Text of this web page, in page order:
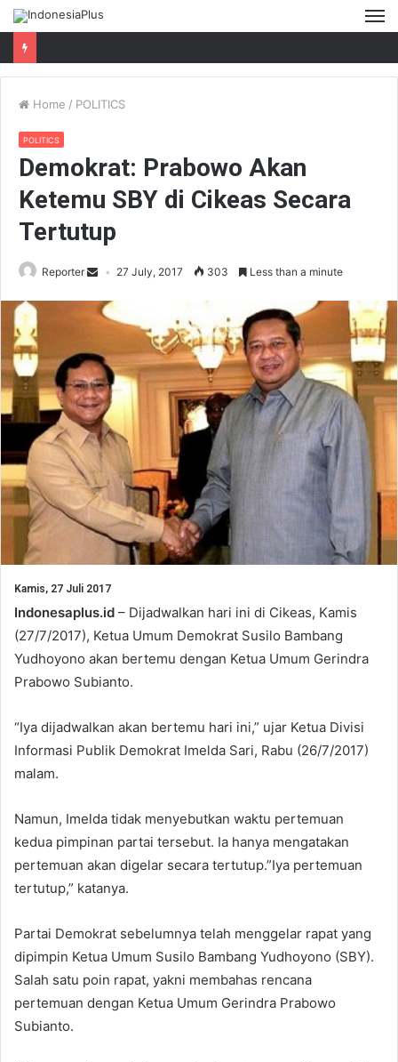
Home / POLITICS
POLITICS
Demokrat: Prabowo Akan
Ketemu SBY di Cikeas Secara
Tertutup
Reporter 27 July, 2017 303 Less than a minute
Kamis, 27 Juli 2017
Indonesaplus.id – Dijadwalkan hari ini di Cikeas, Kamis
(27/7/2017), Ketua Umum Demokrat Susilo Bambang
Yudhoyono akan bertemu dengan Ketua Umum Gerindra
Prabowo Subianto.
“Iya dijadwalkan akan bertemu hari ini,” ujar Ketua Divisi
Informasi Publik Demokrat Imelda Sari, Rabu (26/7/2017)
malam.
Namun, Imelda tidak menyebutkan waktu pertemuan
kedua pimpinan partai tersebut. Ia hanya mengatakan
pertemuan akan digelar secara tertutup.”Iya pertemuan
tertutup,” katanya.
Partai Demokrat sebelumnya telah menggelar rapat yang
dipimpin Ketua Umum Susilo Bambang Yudhoyono (SBY).
Salah satu poin rapat, yakni membahas rencana
pertemuan dengan Ketua Umum Gerindra Prabowo
Subianto.